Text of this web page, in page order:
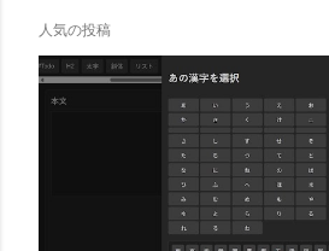
人気の投稿